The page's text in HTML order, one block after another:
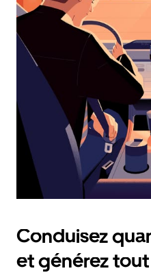
sélectionner
une
date.
Appuyez
sur
touche
pour
fermer
le
calendrier.
Conduisez
et générez